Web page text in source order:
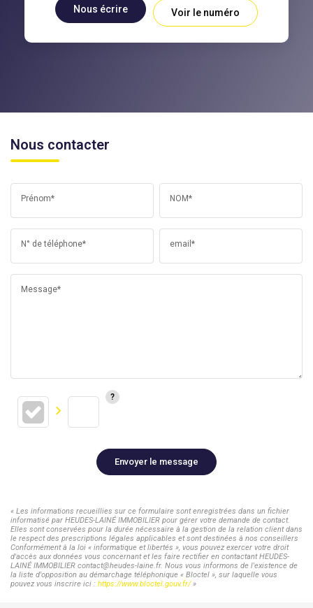
Nous écrire Voir le numéro
Nous contacter
Prénom* NOM*
N° de téléphone* email*
Message*
Envoyer le message
« Les informations recueillies sur ce formulaire sont enregistrées dans un fichier
informatisé par HEUDES-LAINÉ IMMOBILIER pour gérer votre demande de contact.
Elles sont conservées pour la durée nécessaire à la gestion de la relation client dans
le respect des prescriptions légales applicables et sont destinées à nos conseillers
Conformément à la loi « informatique et libertés », vous pouvez exercer votre droit
d'accès aux données vous concernant et les faire rectifier en contactant HEUDES-
LAINÉ IMMOBILIER contact@heudes-laine.fr. Nous vous informons de l'existence de
la liste d'opposition au démarchage téléphonique « Bloctel », sur laquelle vous
pouvez vous inscrire ici : https://www.bloctel.gouv.fr/»